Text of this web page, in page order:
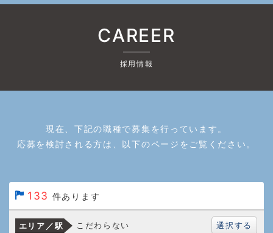
CAREER
採用情報
現在、下記の職種で募集を行っています。
応募を検討される方は、以下のページをご覧ください。
133 件あります
エリア／駅 こだわらない 選択する